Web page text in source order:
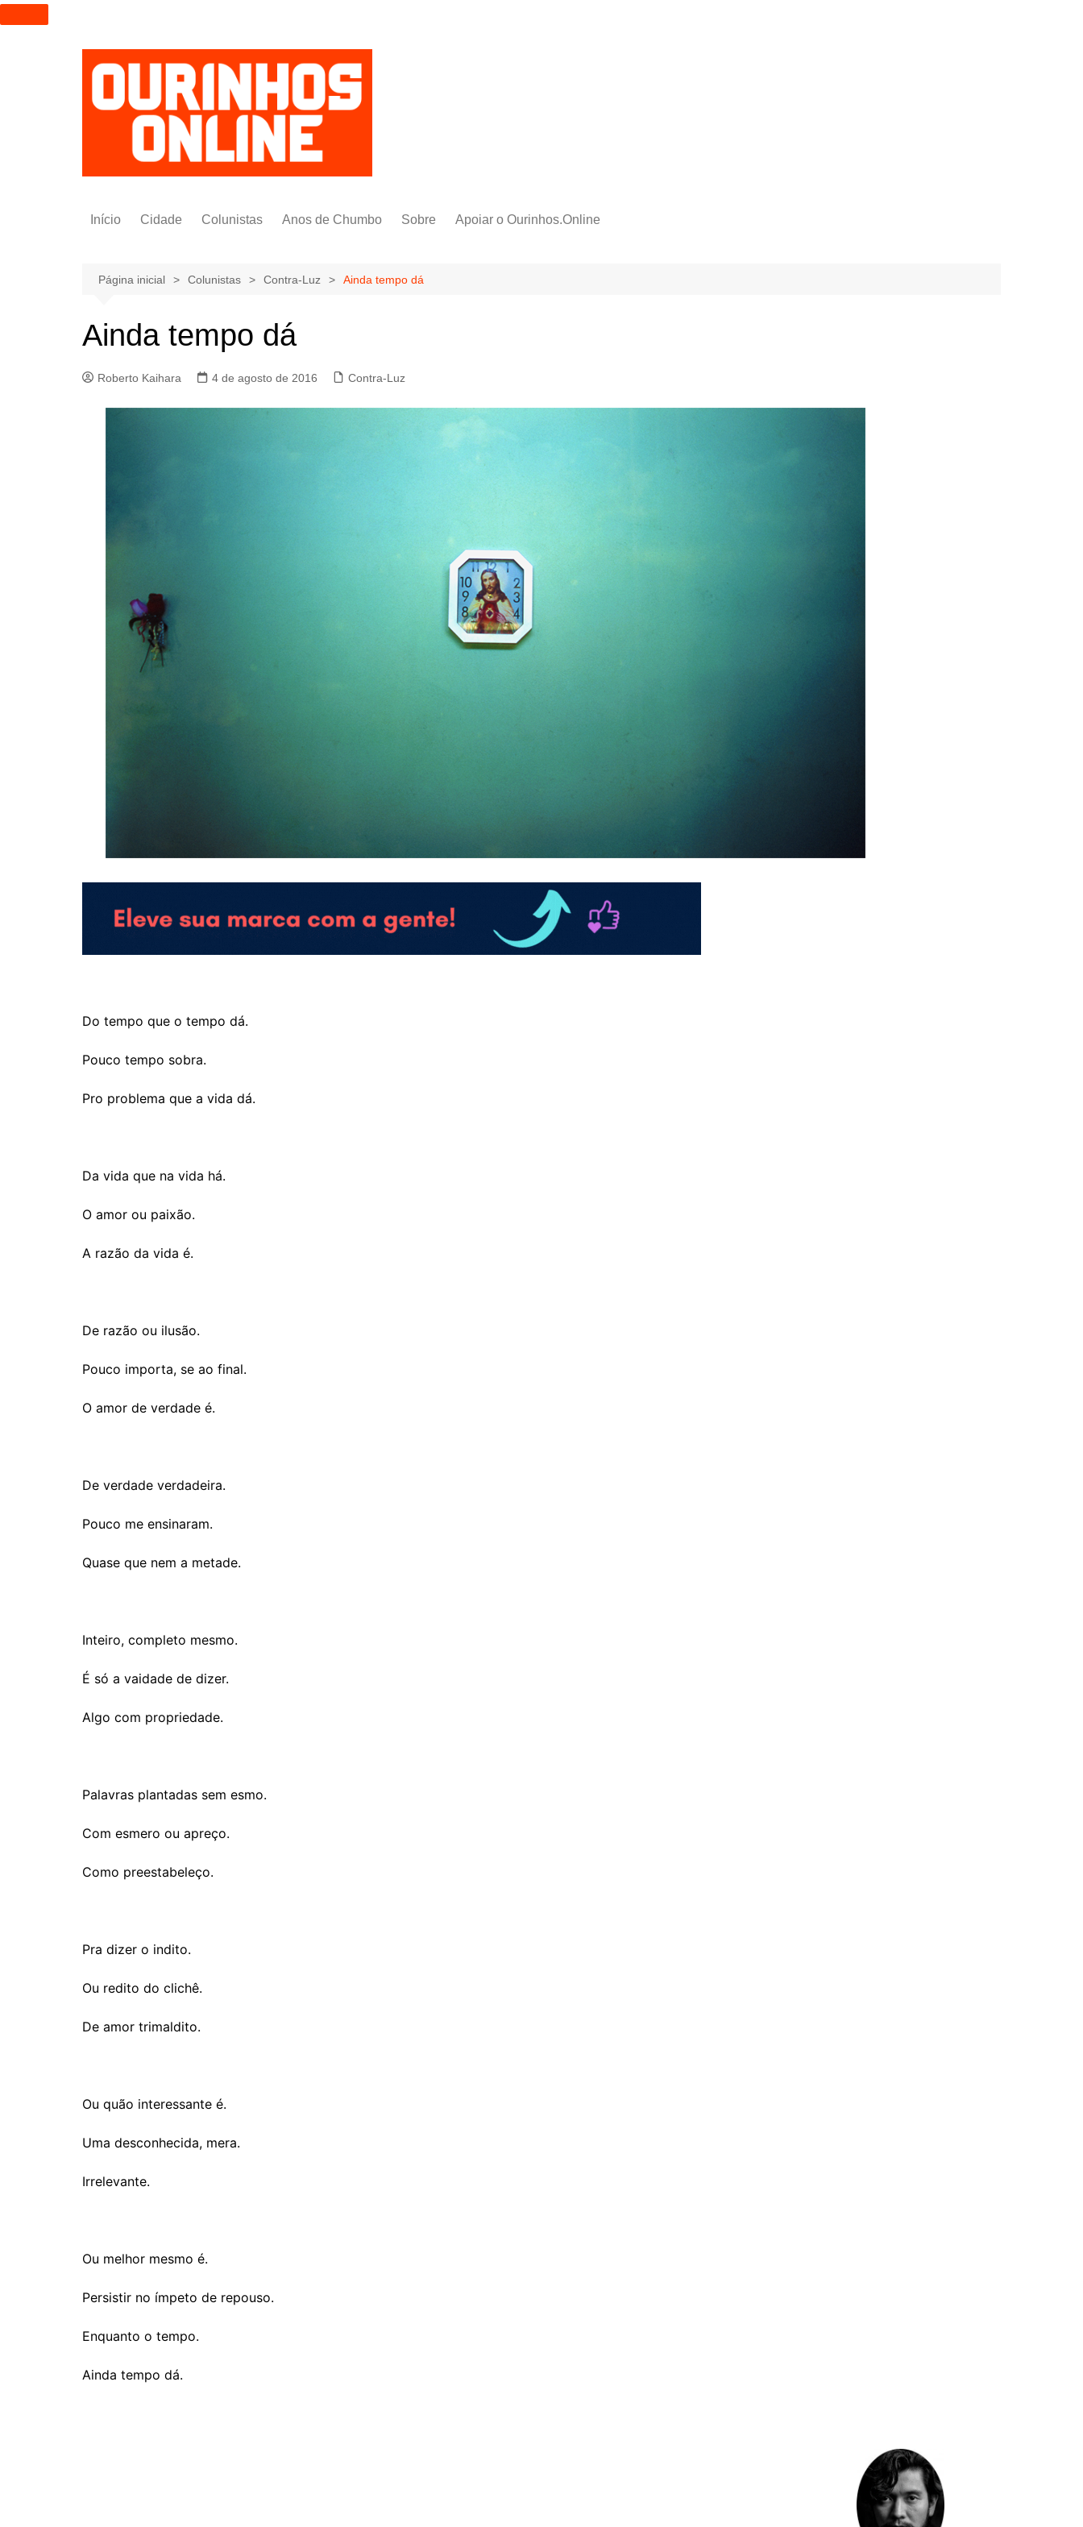
I
r
Início Cidade Colunistas
Pedro Saldida
Bruno Yashinishi
Anos de Chumbo Sobre Apoiar o Ourinhos.Online
Página inicial Colunistas Contra-Luz Ainda tempo dá
Ainda tempo dá
Roberto Kaihara 4 de agosto de 2016 Contra-Luz
Do tempo que o tempo dá.
Pouco tempo sobra.
Pro problema que a vida dá.
Da vida que na vida há.
O amor ou paixão.
A razão da vida é.
De razão ou ilusão.
Pouco importa, se ao final.
O amor de verdade é.
De verdade verdadeira.
Pouco me ensinaram.
Quase que nem a metade.
Inteiro, completo mesmo.
É só a vaidade de dizer.
Algo com propriedade.
Palavras plantadas sem esmo.
Com esmero ou apreço.
Como preestabeleço.
Pra dizer o indito.
Ou redito do clichê.
De amor trimaldito.
Ou quão interessante é.
Uma desconhecida, mera.
Irrelevante.
Ou melhor mesmo é.
Persistir no ímpeto de repouso.
Enquanto o tempo.
Ainda tempo dá.